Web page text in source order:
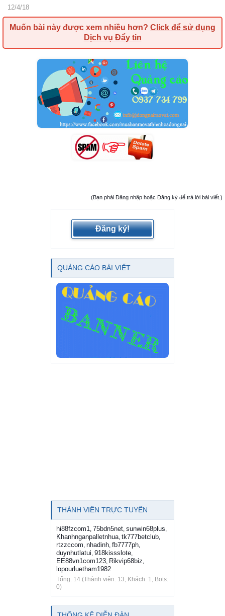
12/4/18
Muốn bài này được xem nhiều hơn? Click để sử dụng
Dịch vụ Đẩy tin
(Bạn phải Đăng nhập hoặc Đăng ký để trả lời bài viết.)
Đăng ký!
QUẢNG CÁO BÀI VIẾT
THÀNH VIÊN TRỰC TUYẾN
hi88fzcom1 , 75bdn5net, sunwin68plus,
Khanhnganpalletnhua, tk777betclub,
rtzzccom, nhadinh, fb7777ph,
duynhutlatui, 918kissslote,
EE88vn1com123, Rikvip68biz,
lopourluetham1982
Tổng: 14 (Thành viên: 13, Khách: 1, Bots:
0)